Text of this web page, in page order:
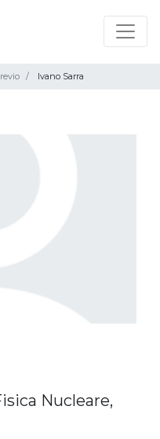
Ivano Sarra
Nucleare,